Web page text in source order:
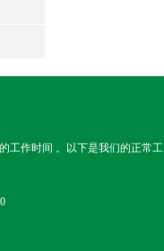
工作时间 。以下是我们的正常工